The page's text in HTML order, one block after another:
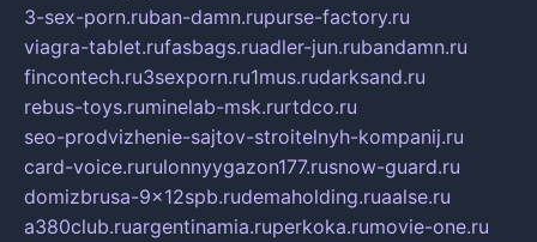
3-sex-porn.ruban-damn.rupurse-factory.ru
viagra-tablet.rufasbags.ruadler-jun.rubandamn.ru
fincontech.ru3sexporn.ru1mus.rudarksand.ru
rebus-toys.ruminelab-msk.rurtdco.ru
seo-prodvizhenie-sajtov-stroitelnyh-kompanij.ru
card-voice.rurulonnyygazon177.rusnow-guard.ru
domizbrusa-9x12spb.rudemaholding.ruaalse.ru
a380club.ruargentinamia.ruperkoka.rumovie-one.ru